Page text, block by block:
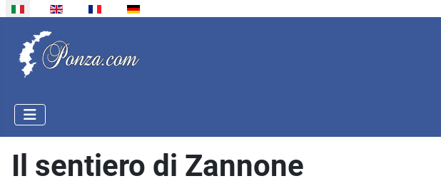
Seleziona la tua lingua
Il sentiero di Zannone